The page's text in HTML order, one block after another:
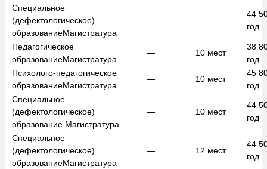
Специальное
(дефектологическое)
образованиеМагистратура
— —
44
год
Педагогическое
образованиеМагистратура
— 10 мест
38
год
Психолого-педагогическое
образованиеМагистратура
— 10 мест
45
год
Специальное
(дефектологическое)
образование Магистратура
— 10 мест
44
год
Специальное
(дефектологическое)
образованиеМагистратура
— 12 мест
44
год